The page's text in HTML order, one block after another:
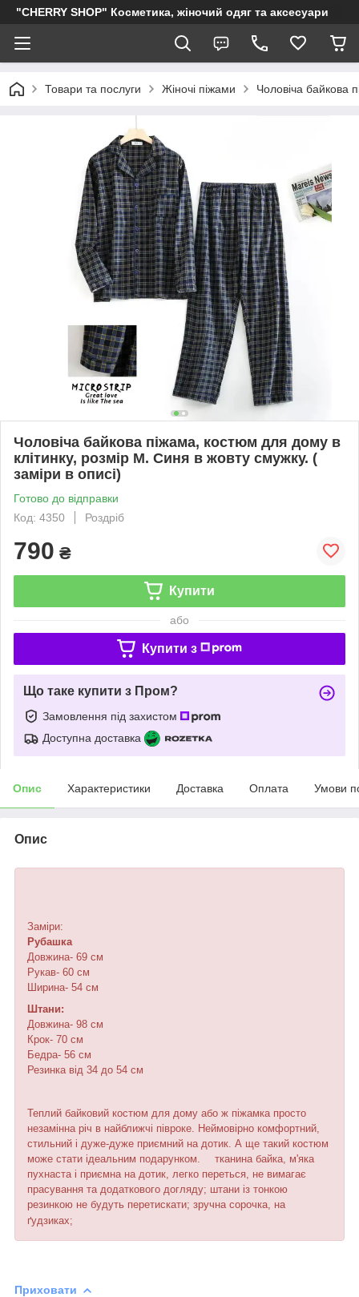
"CHERRY SHOP" Косметика, жіночий одяг та аксесуари
Товари та послуги Жіночі піжами Чоловіча байкова
Чоловіча байкова піжама, костюм для дому в
клітинку, розмір М. Синя в жовту смужку. (
заміри в описі)
Готово до відправки
Код: 4350
Роздріб
790 ₴
Купити
або
Купити з
Що таке купити з Пром?
Замовлення під захистом
Доступна доставка
Опис Характеристики Доставка Оплата Умови
Опис
Заміри:
Рубашка
Довжина- 69 см
Рукав- 60 см
Ширина- 54 см
Штани:
Довжина- 98 см
Крок- 70 см
Бедра- 56 см
Резинка від 34 до 54 см
Теплий байковий костюм для дому або ж піжамка просто
незамінна річ в найближчі піврокe. Неймовірно комфортний,
стильний і дуже-дуже приємний на дотик. А ще такий костюм
може стати ідеальним подарунком. ⠀ тканина байка, м'яка
пухнаста і приємна на дотик, легко переться, не вимагає
прасування та додаткового догляду; штани із тонкою
резинкою не будуть перетискати; зручна сорочка, на
ґудзиках;
Приховати